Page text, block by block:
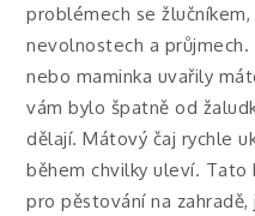
problémech se
nevolnostech a
nebo maminka uvařily
vám bylo špatně od
dělají. Mátový čaj rychle
během chvilky uleví.
pro pěstování na